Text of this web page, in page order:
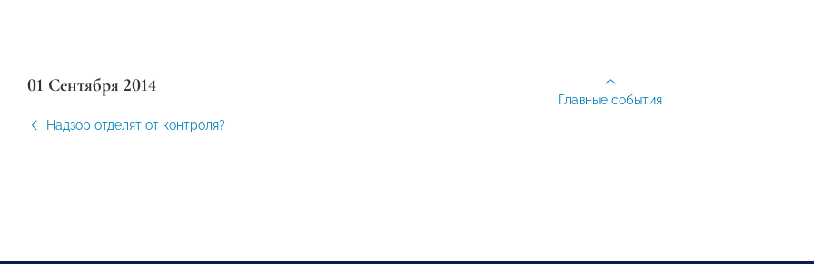
01 Сентября 2014
Надзор отделят от контроля?
Главные события